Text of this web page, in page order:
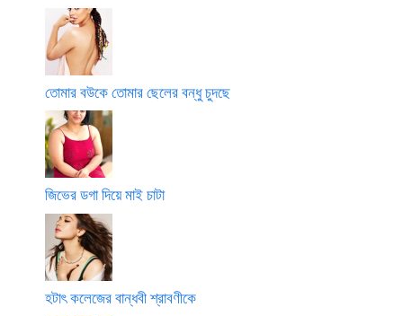
তোমার বউকে তোমার ছেলের বন্ধু চুদছে
জিভের ডগা দিয়ে মাই চাটা
হটাৎ কলেজের বান্ধবী শ্রাবণীকে